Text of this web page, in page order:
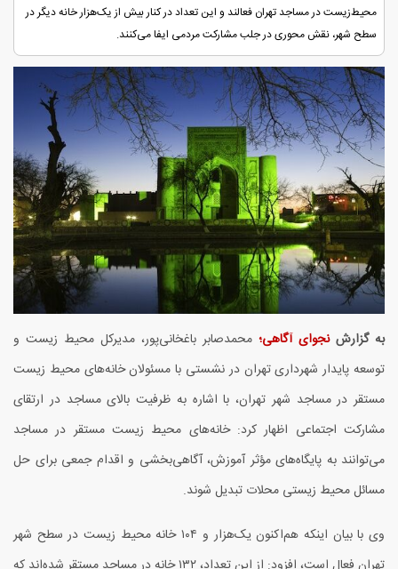
محیط‌زیست در مساجد تهران فعالند و این تعداد در کنار بیش از یک‌هزار خانه دیگر در
سطح شهر، نقش محوری در جلب مشارکت مردمی ایفا می‌کنند.
به گزارشنجوای آگاهی؛ محمدصابر باغخانی‌پور، مدیرکل محیط زیست و
توسعه پایدار شهرداری تهران در نشستی با مسئولان خانه‌های محیط زیست
مستقر در مساجد شهر تهران، با اشاره به ظرفیت بالای مساجد در ارتقای
مشارکت اجتماعی اظهار کرد: خانه‌های محیط زیست مستقر در مساجد
می‌توانند به پایگاه‌های مؤثر آموزش، آگاهی‌بخشی و اقدام جمعی برای حل
مسائل محیط زیستی محلات تبدیل شوند.
وی با بیان اینکه هم‌اکنون یک‌هزار و ۱۰۴خانه محیط زیست در سطح شهر